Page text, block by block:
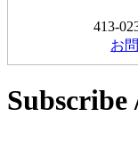
413-
お
Subscribe